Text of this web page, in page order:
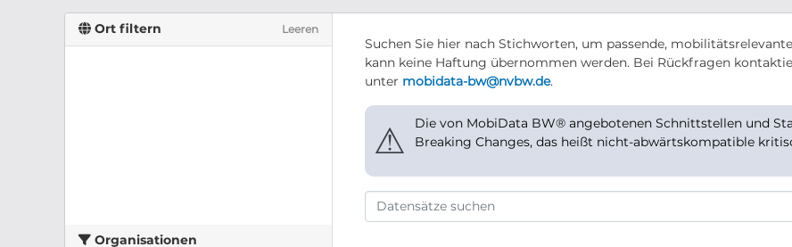
Ort filtern Leeren
Organisationen
Suchen Sie hier nach Stichworten, um passende,
kann keine Haftung übernommen werden. Bei Rückfragen
unter mobidata-bw@nvbw.de.
⚠
Die von MobiData BW® angebotenen Schnittstellen und
Breaking Changes, das heißt nicht-abwärtskompatible